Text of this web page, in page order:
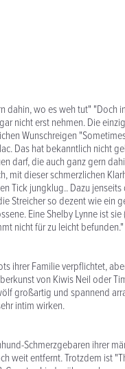
dahin, wo es weh tut" "Doch
nicht erst nehmen. Die
Wunschreigen
Das hat bekanntlich nicht
darf, die auch ganz gern
mit dieser schmerzlichen
Tick jungklug.. Dazu
Streicher so dezent wie ein
Eine Shelby Lynne ist
nicht für zu leicht befunden."
ihrer Familie verpflichtet,
von Kiwis Neil oder
großartig und spannend
intim wirken.
Schmerzgebaren ihrer
weit entfernt. Trotzdem ist